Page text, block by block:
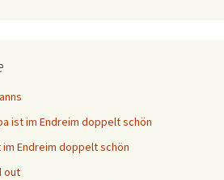
ist im Endreim doppelt schön
im Endreim doppelt schön
out